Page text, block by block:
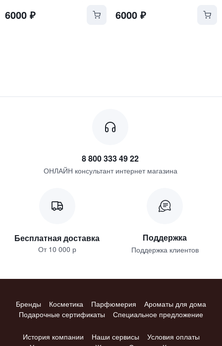
6000 ₽ 6000₽
8 800 333 49 22
ОНЛАЙН консультант интернет магазина
Бесплатная доставка
От 10 000 р
Поддержка
Поддержка клиентов
Бренды Косметика Парфюмерия
Ароматы для дома
Подарочные сертификаты
Специальное предложение
История компании Наши сервисы
Условия оплаты